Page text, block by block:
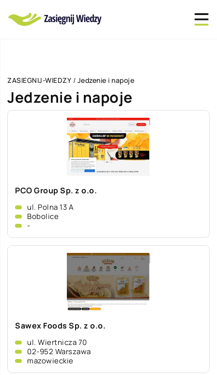
ZASIEGNIJ-WIEDZY / Jedzenie i napoje
Jedzenie i napoje
PCO Group Sp. z o.o.
ul. Polna 13 A
Bobolice
-
Sawex Foods Sp. z o.o.
ul. Wiertnicza 70
02-952 Warszawa
mazowieckie